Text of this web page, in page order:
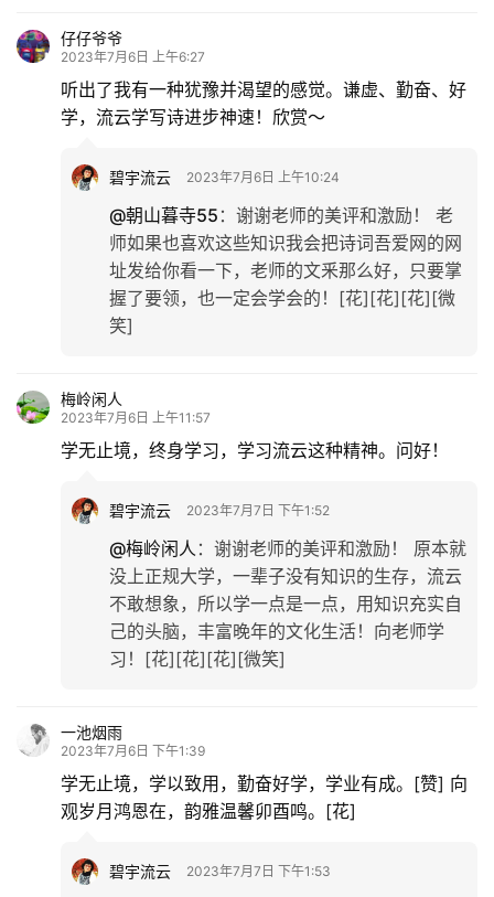
仔仔爷爷
2023年7月6日 上午6:27
听出了我有一种犹豫并渴望的感觉。谦虚、勤奋、好
学，流云学写诗进步神速！欣赏～
碧宇流云 2023年7月6日 上午10:24
@朝山暮寺55 ： 谢谢老师的美评和激励！ 老
师如果也喜欢这些知识我会把诗词吾爱网的网
址发给你看一下，老师的文釆那么好，只要掌
握了要领，也一定会学会的！[花][花][花][微
笑]
梅岭闲人
2023年7月6日 上午11:57
学无止境，终身学习，学习流云这种精神。问好！
碧宇流云 2023年7月7日 下午1:52
@梅岭闲人 ： 谢谢老师的美评和激励！ 原本就
没上正规大学，一辈子没有知识的生存，流云
不敢想象，所以学一点是一点，用知识充实自
己的头脑，丰富晚年的文化生活！向老师学
习！[花][花][花][微笑]
一池烟雨
2023年7月6日 下午1:39
学无止境，学以致用，勤奋好学，学业有成。[赞] 向
观岁月鸿恩在，韵雅温馨卯酉鸣。[花]
碧宇流云 2023年7月7日 下午1:53